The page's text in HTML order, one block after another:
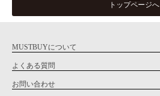
トップページへ
MUSTBUYについて
よくある質問
お問い合わせ